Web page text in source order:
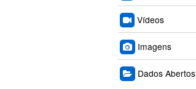
Vídeos
Imagens
Dados Abertos